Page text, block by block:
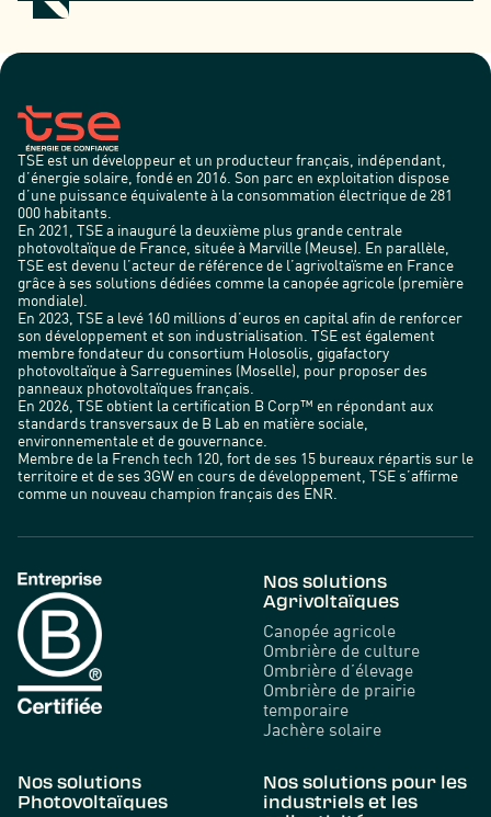
TSE est un développeur et un producteur français, indépendant,
d’énergie solaire, fondé en 2016. Son parc en exploitation dispose
d’une puissance équivalente à la consommation électrique de 281
000 habitants.
En 2021, TSE a inauguré la deuxième plus grande centrale
photovoltaïque de France, située à Marville (Meuse). En parallèle,
TSE est devenu l’acteur de référence de l’agrivoltaïsme en France
grâce à ses solutions dédiées comme la canopée agricole (première
mondiale).
En 2023, TSE a levé 160 millions d’euros en capital afin de renforcer
son développement et son industrialisation. TSE est également
membre fondateur du consortium Holosolis, gigafactory
photovoltaïque à Sarreguemines (Moselle), pour proposer des
panneaux photovoltaïques français.
En 2026, TSE obtient la certification B Corp™ en répondant aux
standards transversaux de B Lab en matière sociale,
environnementale et de gouvernance.
Membre de la French tech 120, fort de ses 15 bureaux répartis sur le
territoire et de ses 3GW en cours de développement, TSE s’affirme
comme un nouveau champion français des ENR.
Nos solutions
Agrivoltaïques
Canopée agricole
Ombrière de culture
Ombrière d’élevage
Ombrière de prairie
temporaire
Jachère solaire
Nos solutions
Photovoltaïques
Nos solutions pour les
industriels et les